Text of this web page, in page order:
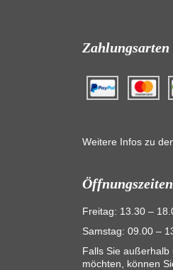
Zahlungsarten
Weitere Infos zu
Öffnungszeiten
Freitag: 13.30 –
Samstag: 09.00 –
Falls Sie
möchten, können